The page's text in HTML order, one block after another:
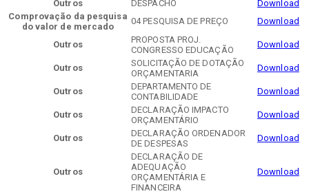
Outros DESPACHO
Download
Comprovação da pesquisa
do valor de mercado
04 PESQUISA DE PREÇO Download
Outros
PROPOSTA PROJ.
CONGRESSO EDUCAÇÃO
Download
Outros
SOLICITAÇÃO DE DOTAÇÃO
ORÇAMENTARIA
Download
Outros
DEPARTAMENTO DE
CONTABILIDADE
Download
Outros
DECLARAÇÃO IMPACTO
ORÇAMENTÁRIO
Download
Outros
DECLARAÇÃO ORDENADOR
DE DESPESAS
Download
Outros
DECLARAÇÃO DE
ADEQUAÇÃO
ORÇAMENTÁRIA E
FINANCEIRA
Download